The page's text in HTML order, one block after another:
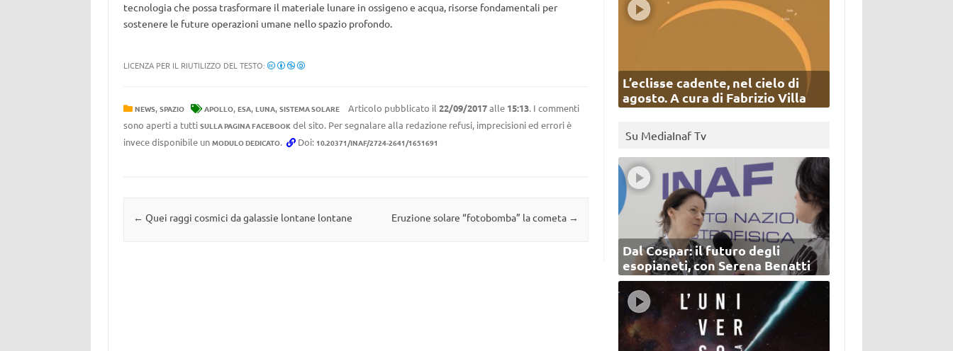
tecnologia che possa trasformare il materiale lunare in ossigeno e acqua, risorse fondamentali per
sostenere le future operazioni umane nello spazio profondo.
LICENZA PER IL RIUTILIZZO DEL TESTO:
NEWS, SPAZIO APOLLO, ESA, LUNA, SISTEMA SOLARE Articolo pubblicato il 22/09/2017alle 15:13. I commenti
sono aperti a tutti SULLA PAGINA FACEBOOKdel sito. Per segnalare alla redazione refusi, imprecisioni ed errori è
invece disponibile un MODULO DEDICATO. Doi: 10.20371/INAF/2724-2641/1651691
Navigazione articolo
← Quei raggi cosmici da galassie lontane lontane Eruzione solare “fotobomba” la cometa →
L’eclisse cadente, nel cielo di
agosto. A cura di Fabrizio Villa
Su MediaInaf Tv
Dal Cospar: il futuro degli
esopianeti, con Serena Benatti